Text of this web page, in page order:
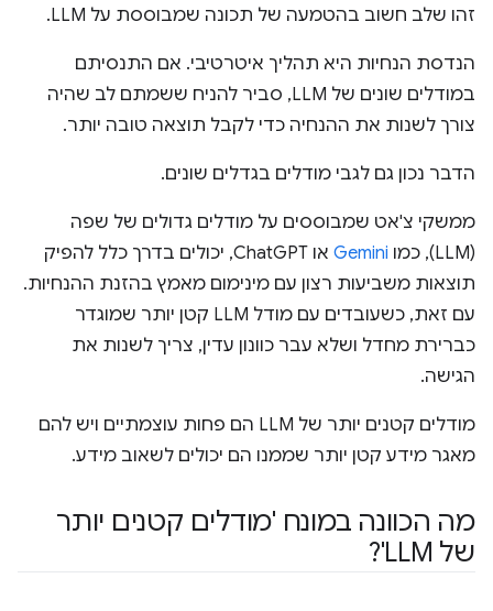
זהו שלב חשוב בהטמעה של תכונה שמבוססת על LLM.
הנדסת הנחיות היא תהליך איטרטיבי. אם התנסיתם
במודלים שונים של LLM, סביר להניח ששמתם לב שהיה
צורך לשנות את ההנחיה כדי לקבל תוצאה טובה יותר.
הדבר נכון גם לגבי מודלים בגדלים שונים.
ממשקי צ'אט שמבוססים על מודלים גדולים של שפה
(LLM), כמו
Gemini
או ChatGPT, יכולים בדרך כלל להפיק
תוצאות משביעות רצון עם מינימום מאמץ בהזנת ההנחיות.
עם זאת, כשעובדים עם מודל LLM קטן יותר שמוגדר
כברירת מחדל ושלא עבר כוונון עדין, צריך לשנות את
הגישה.
מודלים קטנים יותר של LLM הם פחות עוצמתיים ויש להם
מאגר מידע קטן יותר שממנו הם יכולים לשאוב מידע.
מה הכוונה במונח 'מודלים קטנים יותר
של LLM'?